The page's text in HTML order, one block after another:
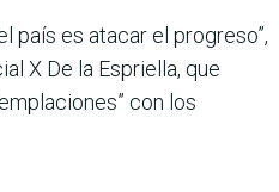
país es atacar el progreso”,
X De la Espriella, que
con los